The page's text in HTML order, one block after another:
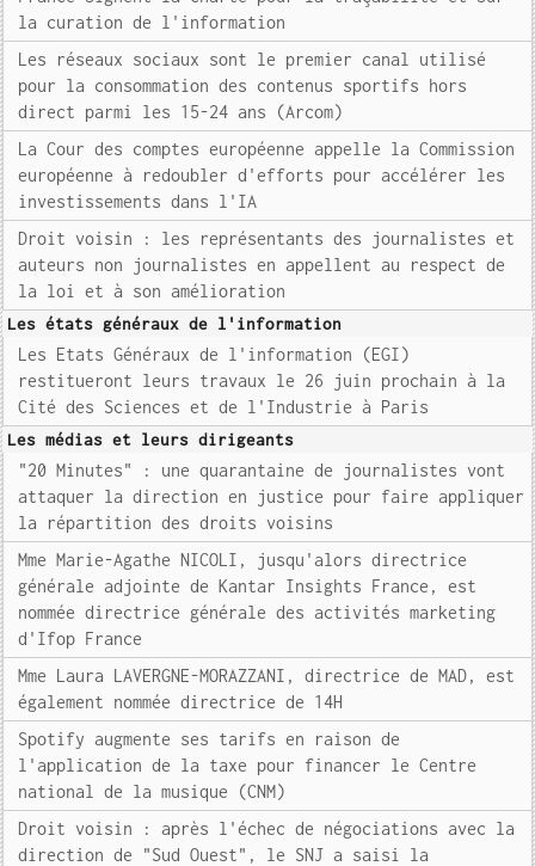
la curation de l'information
Les réseaux sociaux sont le premier canal utilisé
pour la consommation des contenus sportifs hors
direct parmi les 15-24 ans (Arcom)
La Cour des comptes européenne appelle la Commission
européenne à redoubler d'efforts pour accélérer les
investissements dans l'IA
Droit voisin : les représentants des journalistes et
auteurs non journalistes en appellent au respect de
la loi et à son amélioration
Les états généraux de l'information
Les Etats Généraux de l'information (EGI)
restitueront leurs travaux le 26 juin prochain à la
Cité des Sciences et de l'Industrie à Paris
Les médias et leurs dirigeants
"20 Minutes" : une quarantaine de journalistes vont
attaquer la direction en justice pour faire appliquer
la répartition des droits voisins
Mme Marie-Agathe NICOLI, jusqu'alors directrice
générale adjointe de Kantar Insights France, est
nommée directrice générale des activités marketing
d'Ifop France
Mme Laura LAVERGNE-MORAZZANI, directrice de MAD, est
également nommée directrice de 14H
Spotify augmente ses tarifs en raison de
l'application de la taxe pour financer le Centre
national de la musique (CNM)
Droit voisin : après l'échec de négociations avec la
direction de "Sud Ouest", le SNJ a saisi la